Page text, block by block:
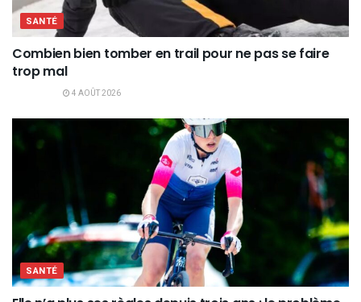
SANTÉ
Combien bien tomber en trail pour ne pas se faire
trop mal
4 AOÛT 2026
SANTÉ